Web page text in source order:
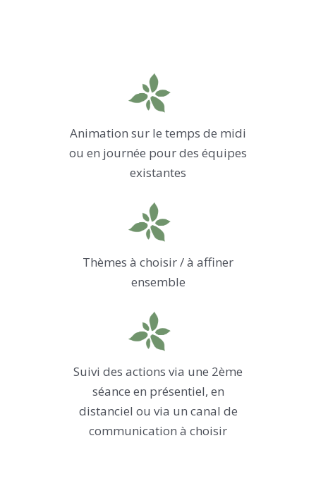
Animation sur le temps de midi
ou en journée pour des équipes
existantes
Thèmes à choisir / à affiner
ensemble
Suivi des actions via une 2ème
séance en présentiel, en
distanciel ou via un canal de
communication à choisir